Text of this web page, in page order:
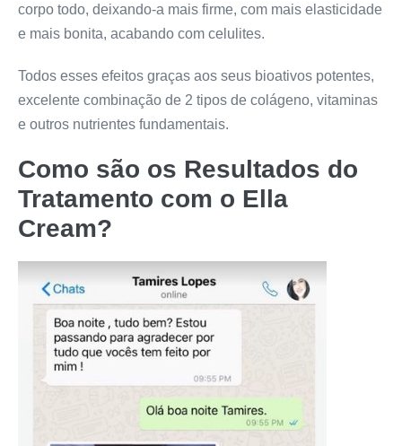
corpo todo, deixando-a mais firme, com mais elasticidade
e mais bonita, acabando com celulites.
Todos esses efeitos graças aos seus bioativos potentes,
excelente combinação de 2 tipos de colágeno, vitaminas
e outros nutrientes fundamentais.
Como são os Resultados do
Tratamento com o Ella
Cream?